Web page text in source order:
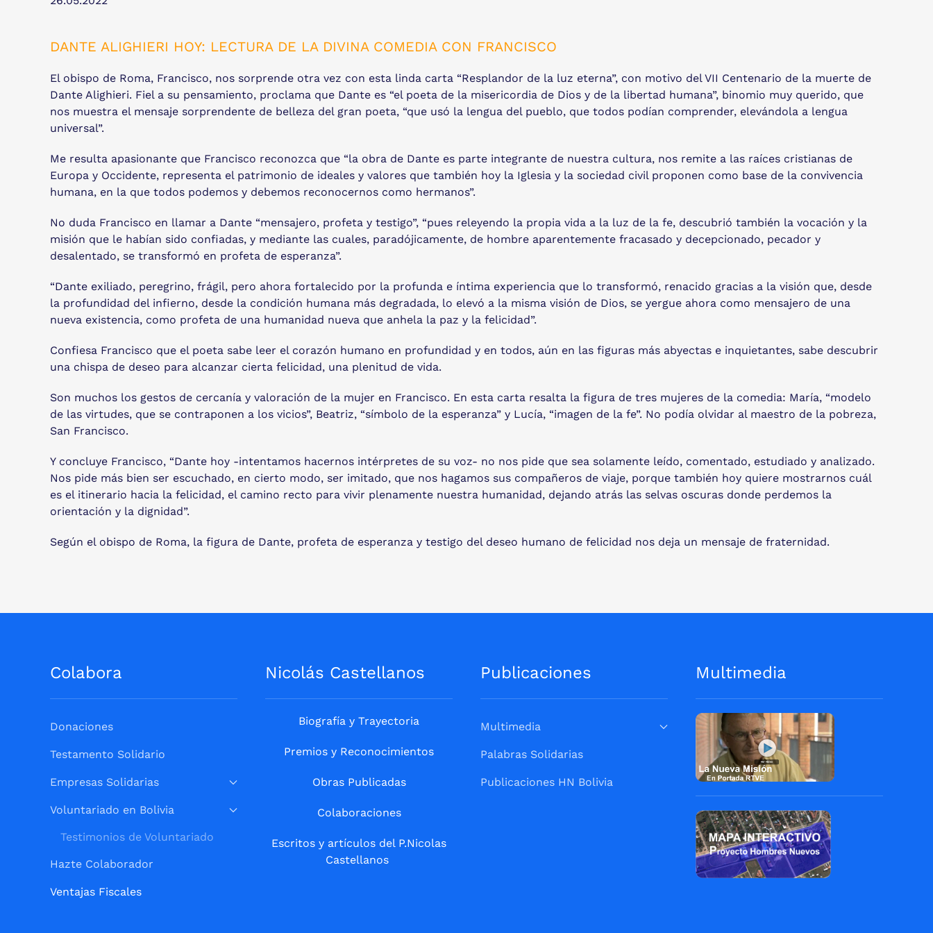
DANTE ALIGHIERI HOY: LECTURA DE LA DIVINA COMEDIA CON FRANCISCO
El obispo de Roma, Francisco, nos sorprende otra vez con esta linda carta “Resplandor de la luz eterna”, con motivo del VII Centenario de la muerte de
Dante Alighieri. Fiel a su pensamiento, proclama que Dante es “el poeta de la misericordia de Dios y de la libertad humana”, binomio muy querido, que
nos muestra el mensaje sorprendente de belleza del gran poeta, “que usó la lengua del pueblo, que todos podían comprender, elevándola a lengua
universal”.
Me resulta apasionante que Francisco reconozca que “la obra de Dante es parte integrante de nuestra cultura, nos remite a las raíces cristianas de
Europa y Occidente, representa el patrimonio de ideales y valores que también hoy la Iglesia y la sociedad civil proponen como base de la convivencia
humana, en la que todos podemos y debemos reconocernos como hermanos”.
No duda Francisco en llamar a Dante “mensajero, profeta y testigo”, “pues releyendo la propia vida a la luz de la fe, descubrió también la vocación y la
misión que le habían sido confiadas, y mediante las cuales, paradójicamente, de hombre aparentemente fracasado y decepcionado, pecador y
desalentado, se transformó en profeta de esperanza”.
“Dante exiliado, peregrino, frágil, pero ahora fortalecido por la profunda e íntima experiencia que lo transformó, renacido gracias a la visión que, desde
la profundidad del infierno, desde la condición humana más degradada, lo elevó a la misma visión de Dios, se yergue ahora como mensajero de una
nueva existencia, como profeta de una humanidad nueva que anhela la paz y la felicidad”.
Confiesa Francisco que el poeta sabe leer el corazón humano en profundidad y en todos, aún en las figuras más abyectas e inquietantes, sabe descubrir
una chispa de deseo para alcanzar cierta felicidad, una plenitud de vida.
Son muchos los gestos de cercanía y valoración de la mujer en Francisco. En esta carta resalta la figura de tres mujeres de la comedia: María, “modelo
de las virtudes, que se contraponen a los vicios”, Beatriz, “símbolo de la esperanza” y Lucía, “imagen de la fe”. No podía olvidar al maestro de la pobreza,
San Francisco.
Y concluye Francisco, “Dante hoy -intentamos hacernos intérpretes de su voz- no nos pide que sea solamente leído, comentado, estudiado y analizado.
Nos pide más bien ser escuchado, en cierto modo, ser imitado, que nos hagamos sus compañeros de viaje, porque también hoy quiere mostrarnos cuál
es el itinerario hacia la felicidad, el camino recto para vivir plenamente nuestra humanidad, dejando atrás las selvas oscuras donde perdemos la
orientación y la dignidad”.
Según el obispo de Roma, la figura de Dante, profeta de esperanza y testigo del deseo humano de felicidad nos deja un mensaje de fraternidad.
Colabora
Donaciones
Testamento Solidario
Empresas Solidarias
Voluntariado en Bolivia
Testimonios de Voluntariado
Hazte Colaborador
Ventajas Fiscales
Nicolás Castellanos
Biografía y Trayectoria
Premios y Reconocimientos
Obras Publicadas
Colaboraciones
Escritos y artículos del P.Nicolas
Castellanos
Publicaciones
Multimedia
Palabras Solidarias
Publicaciones HN Bolivia
Multimedia